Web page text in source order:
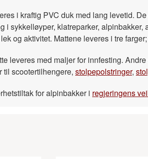
i kraftig PVC duk med lang levetid.
i sykkelløyper, klatreparker,
og aktivitet. Mattene leveres i tre
leveres med maljer for innfesting.
til scootertilhengere, stolpepolstringer,
for alpinbakker i regjeringens